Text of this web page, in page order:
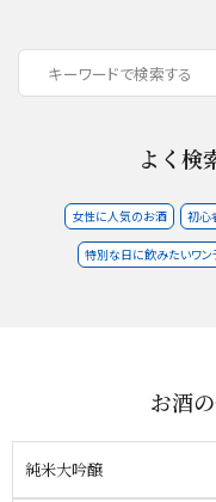
よく検
女性に人気のお酒 初心
特別な日に飲みたいワン
お酒
純米大吟醸